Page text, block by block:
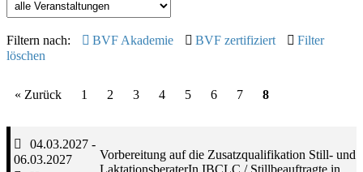
Filtern nach: BVF Akademie BVF zertifiziert
Filter
löschen
« Zurück 1 2 3 4 5 6 7 8
04.03.2027 -
06.03.2027
Vorbereitung auf die Zusatzqualifikation Still- und
LaktationsberaterIn IBCLC / Stillbeauftragte in